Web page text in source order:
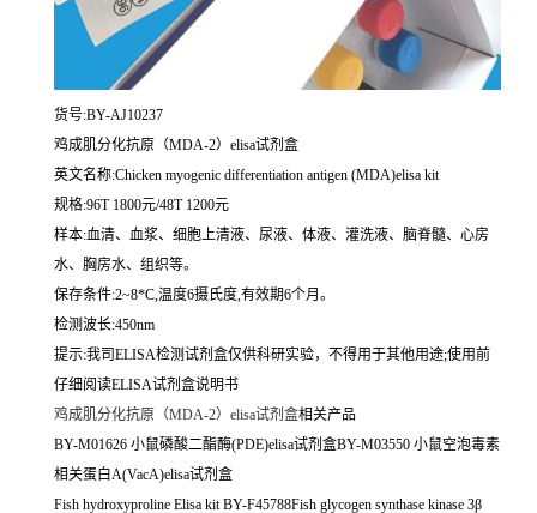
货号:BY-AJ10237
鸡成肌分化抗原（MDA-2）elisa试剂盒
英文名称:Chicken myogenic differentiation antigen (MDA)elisa kit
规格:96T 1800元/48T 1200元
样本:血清、血浆、细胞上清液、尿液、体液、灌洗液、脑脊髓、心房
水、胸房水、组织等。
保存条件:2~8*C,温度6摄氏度,有效期6个月。
检测波长:450nm
提示:我司ELISA检测试剂盒仅供科研实验，不得用于其他用途;使用前
仔细阅读ELISA试剂盒说明书
鸡成肌分化抗原（MDA-2）elisa试剂盒相关产品
BY-M01626 小鼠磷酸二酯酶(PDE)elisa试剂盒BY-M03550 小鼠空泡毒素
相关蛋白A(VacA)elisa试剂盒
Fish hydroxyproline Elisa kit BY-F45788Fish glycogen synthase kinase 3β